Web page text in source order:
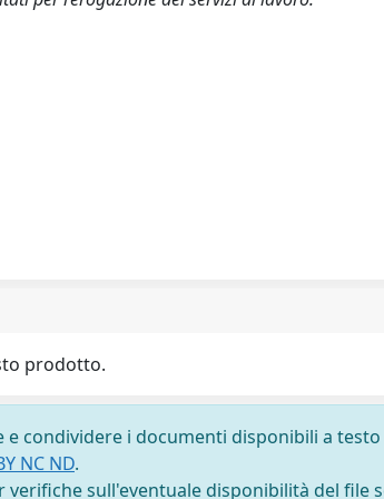
prodotto.
condividere i documenti disponibili a
NC ND.
sull'eventuale disponibilità del file